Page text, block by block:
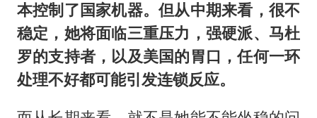
本控制了国家机器。但从中期来看，很不
稳定，她将面临三重压力，强硬派、马杜
罗的支持者，以及美国的胃口，任何一环
处理不好都可能引发连锁反应。